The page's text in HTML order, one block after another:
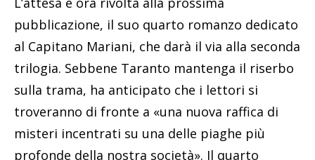
pubblicazione, il suo quarto romanzo dedicato
al Capitano Mariani, che darà il via alla seconda
trilogia. Sebbene Taranto mantenga il riserbo
sulla trama, ha anticipato che i lettori si
troveranno di fronte a «una nuova raffica di
misteri incentrati su una delle piaghe più
profonde della nostra società». Il quarto